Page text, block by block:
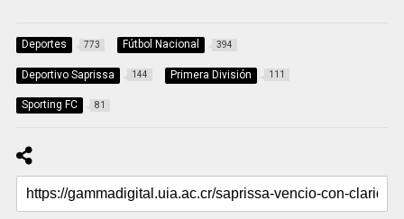
Deportes 773 Fútbol Nacional 394
Deportivo Saprissa 144 Primera División 111
Sporting FC 81